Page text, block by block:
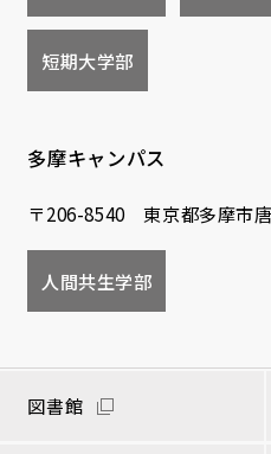
短期大学部
多摩キャンパス
〒206-8540 東京都多摩市
人間共生学部
図書館